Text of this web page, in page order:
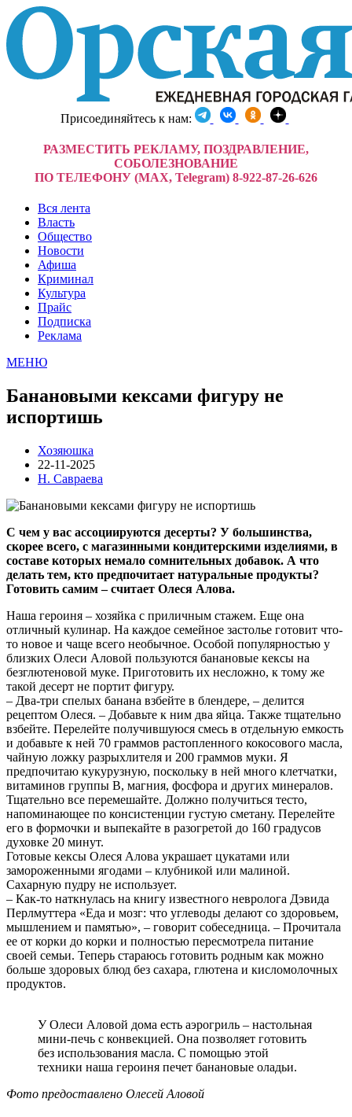
Присоединяйтесь к нам:
РАЗМЕСТИТЬ РЕКЛАМУ, ПОЗДРАВЛЕНИЕ,
СОБОЛЕЗНОВАНИЕ
ПО ТЕЛЕФОНУ (MAX, Telegram) 8-922-87-26-626
Вся лента
Власть
Общество
Новости
Афиша
Криминал
Культура
Прайс
Подписка
Реклама
МЕНЮ
Банановыми кексами фигуру не
испортишь
Хозяюшка
22-11-2025
Н. Савраева
С чем у вас ассоциируются десерты? У большинства,
скорее всего, с магазинными кондитерскими изделиями, в
составе которых немало сомнительных добавок. А что
делать тем, кто предпочитает натуральные продукты?
Готовить самим – считает Олеся Алова.
Наша героиня – хозяйка с приличным стажем. Еще она
отличный кулинар. На каждое семейное застолье готовит что-
то новое и чаще всего необычное. Особой популярностью у
близких Олеси Аловой пользуются банановые кексы на
безглютеновой муке. Приготовить их несложно, к тому же
такой десерт не портит фигуру.
– Два-три спелых банана взбейте в блендере, – делится
рецептом Олеся. – Добавьте к ним два яйца. Также тщательно
взбейте. Перелейте получившуюся смесь в отдельную емкость
и добавьте к ней 70 граммов растопленного кокосового масла,
чайную ложку разрыхлителя и 200 граммов муки. Я
предпочитаю кукурузную, поскольку в ней много клетчатки,
витаминов группы B, магния, фосфора и других минералов.
Тщательно все перемешайте. Должно получиться тесто,
напоминающее по консистенции густую сметану. Перелейте
его в формочки и выпекайте в разогретой до 160 градусов
духовке 20 минут.
Готовые кексы Олеся Алова украшает цукатами или
замороженными ягодами – клубникой или малиной.
Сахарную пудру не использует.
– Как-то наткнулась на книгу известного невролога Дэвида
Перлмуттера «Еда и мозг: что углеводы делают со здоровьем,
мышлением и памятью», – говорит собеседница. – Прочитала
ее от корки до корки и полностью пересмотрела питание
своей семьи. Теперь стараюсь готовить родным как можно
больше здоровых блюд без сахара, глютена и кисломолочных
продуктов.
У Олеси Аловой дома есть аэрогриль – настольная
мини-печь с конвекцией. Она позволяет готовить
без использования масла. С помощью этой
техники наша героиня печет банановые оладьи.
Фото предоставлено Олесей Аловой